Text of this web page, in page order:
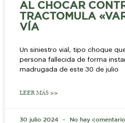
AL CHOCAR
TRACTOMULA
VÍA
Un siniestro vial, tipo choque
persona fallecida de forma
madrugada de este 30 de julio
LEER MÁS >>
30 julio 2024 No hay